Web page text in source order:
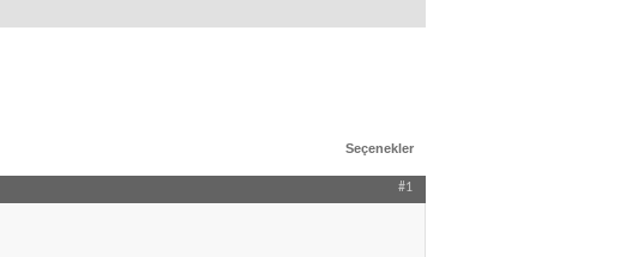
Seçenekler
#1